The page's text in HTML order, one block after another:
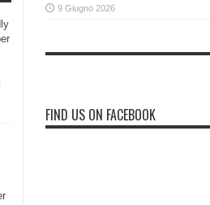
9 Giugno 2026
FIND US ON FACEBOOK